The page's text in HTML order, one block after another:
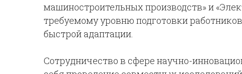
машиностроительных производств» и
требуемому уровню подготовки
быстрой адаптации.
Сотрудничество в сфере научно-